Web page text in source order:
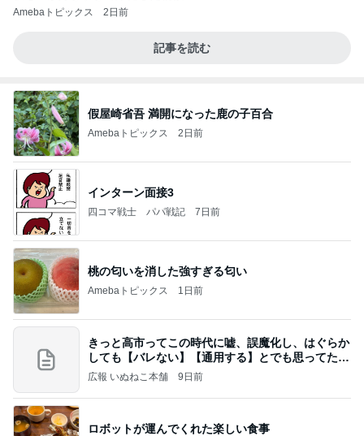
Amebaトピックス 2日前
記事を読む
假屋崎省吾 満開になった鹿の子百合
Amebaトピックス 2日前
インターン面接3
四コマ戦士 パパ戦記 7日前
桃の匂いを消した強すぎる匂い
Amebaトピックス 1日前
きっと高市ってこの時代に嘘、誤魔化し、はぐらか
しても【バレない】【通用する】とでも思ってたん
だろ
広報 いぬねこ本舗 9日前
ロボットが運んでくれた楽しい食事